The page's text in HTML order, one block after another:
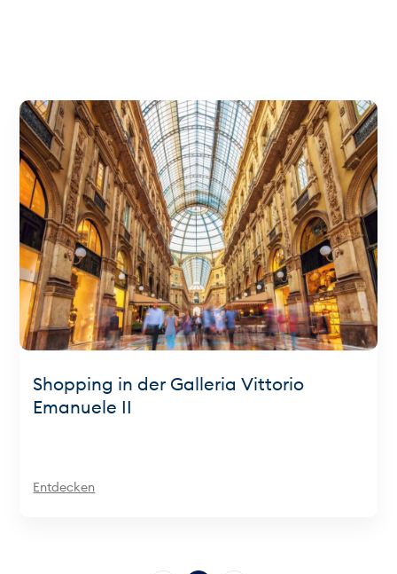
Shopping in der Galleria Vittorio
Emanuele II
Entdecken